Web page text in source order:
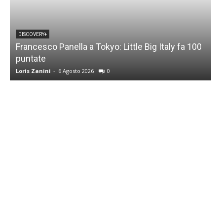
DISCOVERY+
Francesco Panella a Tokyo: Little Big Italy fa 100
puntate
Loris Zanini - 6 Agosto 2026 0